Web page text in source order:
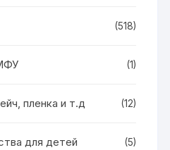
(518)
(1)
пленка и т.д (12)
для детей (5)